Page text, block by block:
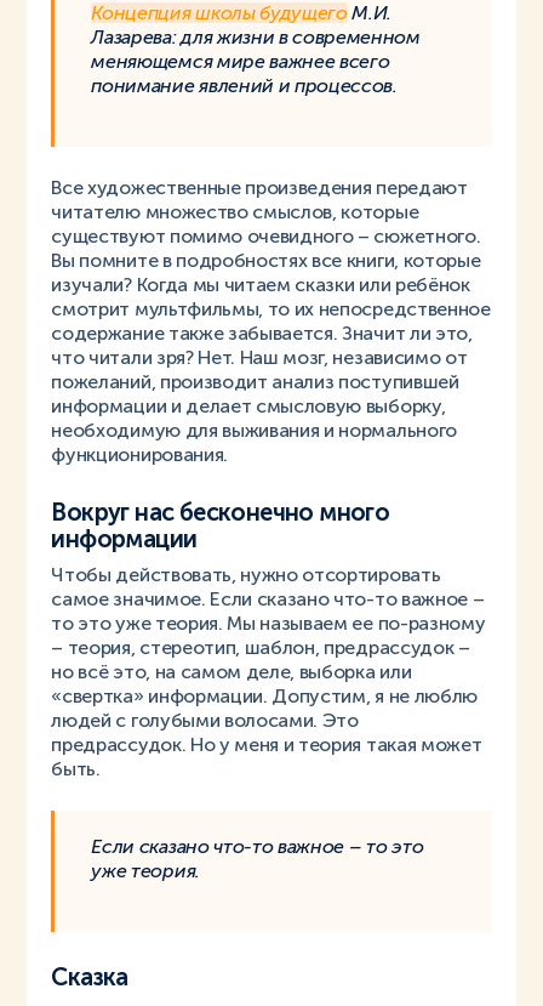
Концепция школы будущегоМ.И.
Лазарева: для жизни в современном
меняющемся мире важнее всего
понимание явлений и процессов.
Все художественные произведения передают
читателю множество смыслов, которые
существуют помимо очевидного – сюжетного.
Вы помните в подробностях все книги, которые
изучали? Когда мы читаем сказки или ребёнок
смотрит мультфильмы, то их непосредственное
содержание также забывается. Значит ли это,
что читали зря? Нет. Наш мозг, независимо от
пожеланий, производит анализ поступившей
информации и делает смысловую выборку,
необходимую для выживания и нормального
функционирования.
Вокруг нас бесконечно много
информации
Чтобы действовать, нужно отсортировать
самое значимое. Если сказано что-то важное –
то это уже теория. Мы называем ее по-разному
– теория, стереотип, шаблон, предрассудок –
но всё это, на самом деле, выборка или
«свертка» информации. Допустим, я не люблю
людей с голубыми волосами. Это
предрассудок. Но у меня и теория такая может
быть.
Если сказано что-то важное – то это
уже теория.
Сказка